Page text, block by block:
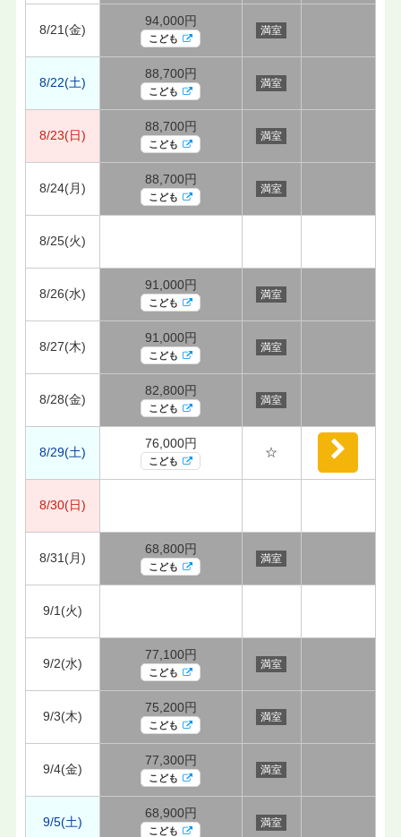
8/21(金)
94,000円
こども
満室
8/22(土)
88,700円
こども
満室
8/23(日)
88,700円
こども
満室
8/24(月)
88,700円
こども
満室
8/25(火)
8/26(水)
91,000円
こども
満室
8/27(木)
91,000円
こども
満室
8/28(金)
82,800円
こども
満室
8/29(土)
76,000円
こども
☆
8/30(日)
8/31(月)
68,800円
こども
満室
9/1(火)
9/2(水)
77,100円
こども
満室
9/3(木)
75,200円
こども
満室
9/4(金)
77,300円
こども
満室
9/5(土)
68,900円
こども
満室